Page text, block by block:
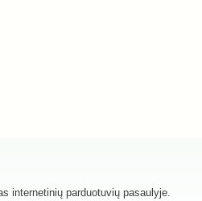
internetinių parduotuvių pasaulyje.